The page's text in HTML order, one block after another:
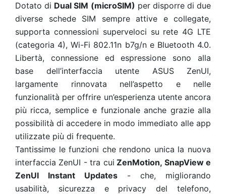
Dotato di Dual SIM (microSIM) per disporre di due
diverse schede SIM sempre attive e collegate,
supporta connessioni superveloci su rete 4G LTE
(categoria 4), Wi-Fi 802.11n b7g/n e Bluetooth 4.0.
Libertà, connessione ed espressione sono alla
base dell’interfaccia utente ASUS ZenUI,
largamente rinnovata nell’aspetto e nelle
funzionalità per offrire un’esperienza utente ancora
più ricca, semplice e funzionale anche grazie alla
possibilità di accedere in modo immediato alle app
utilizzate più di frequente.
Tantissime le funzioni che rendono unica la nuova
interfaccia ZenUI - tra cui ZenMotion, SnapView e
ZenUI Instant Updates - che, migliorando
usabilità, sicurezza e privacy del telefono,